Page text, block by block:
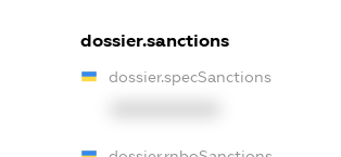
dossier.sanctions
dossier.specSanctions